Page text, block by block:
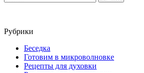
Рубрики
Беседка
Готовим в микроволновке
Рецепты для духовки